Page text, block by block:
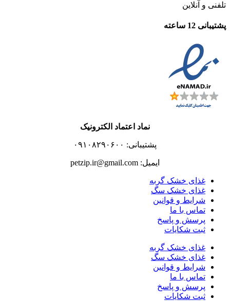
تلفنی و آنلاین
پشتیبانی 12 ساعته
نماد اعتماد الکترونیک
پشتیبانی: ۰۹۱۰۸۲۹۰۶۰۰
ایمیل: petzip.ir@gmail.com
غذای خشک گربه
غذای خشک سگ
شرایط و قوانین
تماس با ما
پرسش و پاسخ
ثبت شکایات
غذای خشک گربه
غذای خشک سگ
شرایط و قوانین
تماس با ما
پرسش و پاسخ
ثبت شکایات